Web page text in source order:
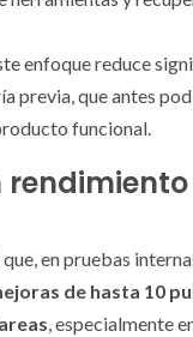
enfoque reduce
previa, que antes
funcional.
en pruebas
de hasta 10
, especialmente